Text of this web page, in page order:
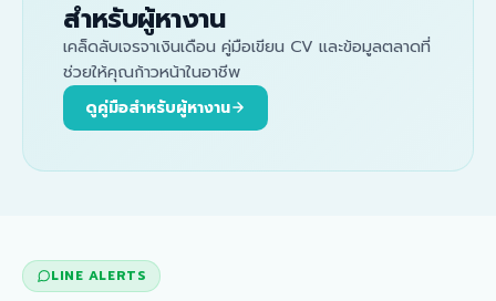
สำหรับผู้หางาน
เคล็ดลับเจรจาเงินเดือน คู่มือเขียน CV และข้อมูลตลาดที่
ช่วยให้คุณก้าวหน้าในอาชีพ
ดูคู่มือสำหรับผู้หางาน
LINE ALERTS